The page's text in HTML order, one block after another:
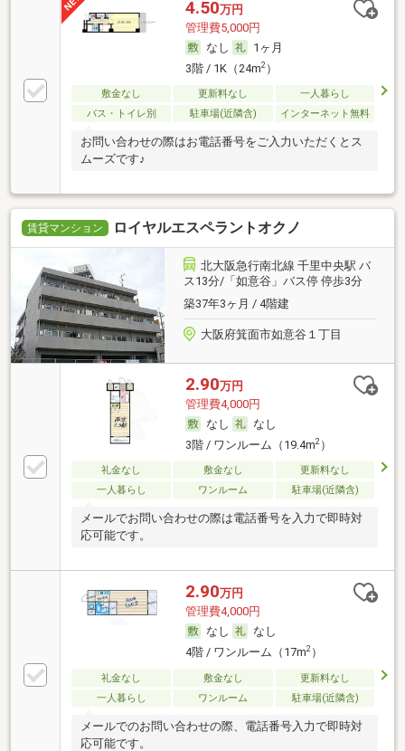
4.50万円
管理費5,000円
なし
1ヶ月
3階 / 1K（24m2）
敷金なし 更新料なし
一人暮らし
バス・トイレ別
駐車場(近隣含) インターネット無料
お問い合わせの際はお電話番号をご入力いただくとス
ムーズです♪
賃貸マンション ロイヤルエスペラントオクノ
北大阪急行南北線 千里中央駅 バ
ス13分/「如意谷」バス停 停歩3分
築37年3ヶ月 / 4階建
大阪府箕面市如意谷１丁目
2.90万円
管理費4,000円
なし
なし
3階 / ワンルーム（19.4m2）
礼金なし 敷金なし
更新料なし
一人暮らし
ワンルーム 駐車場(近隣含)
メールでお問い合わせの際は電話番号を入力で即時対
応可能です。
2.90万円
管理費4,000円
なし
なし
4階 / ワンルーム（17m2）
礼金なし 敷金なし
更新料なし
一人暮らし
ワンルーム 駐車場(近隣含)
メールでのお問い合わせの際、電話番号入力で即時対
応可能です。